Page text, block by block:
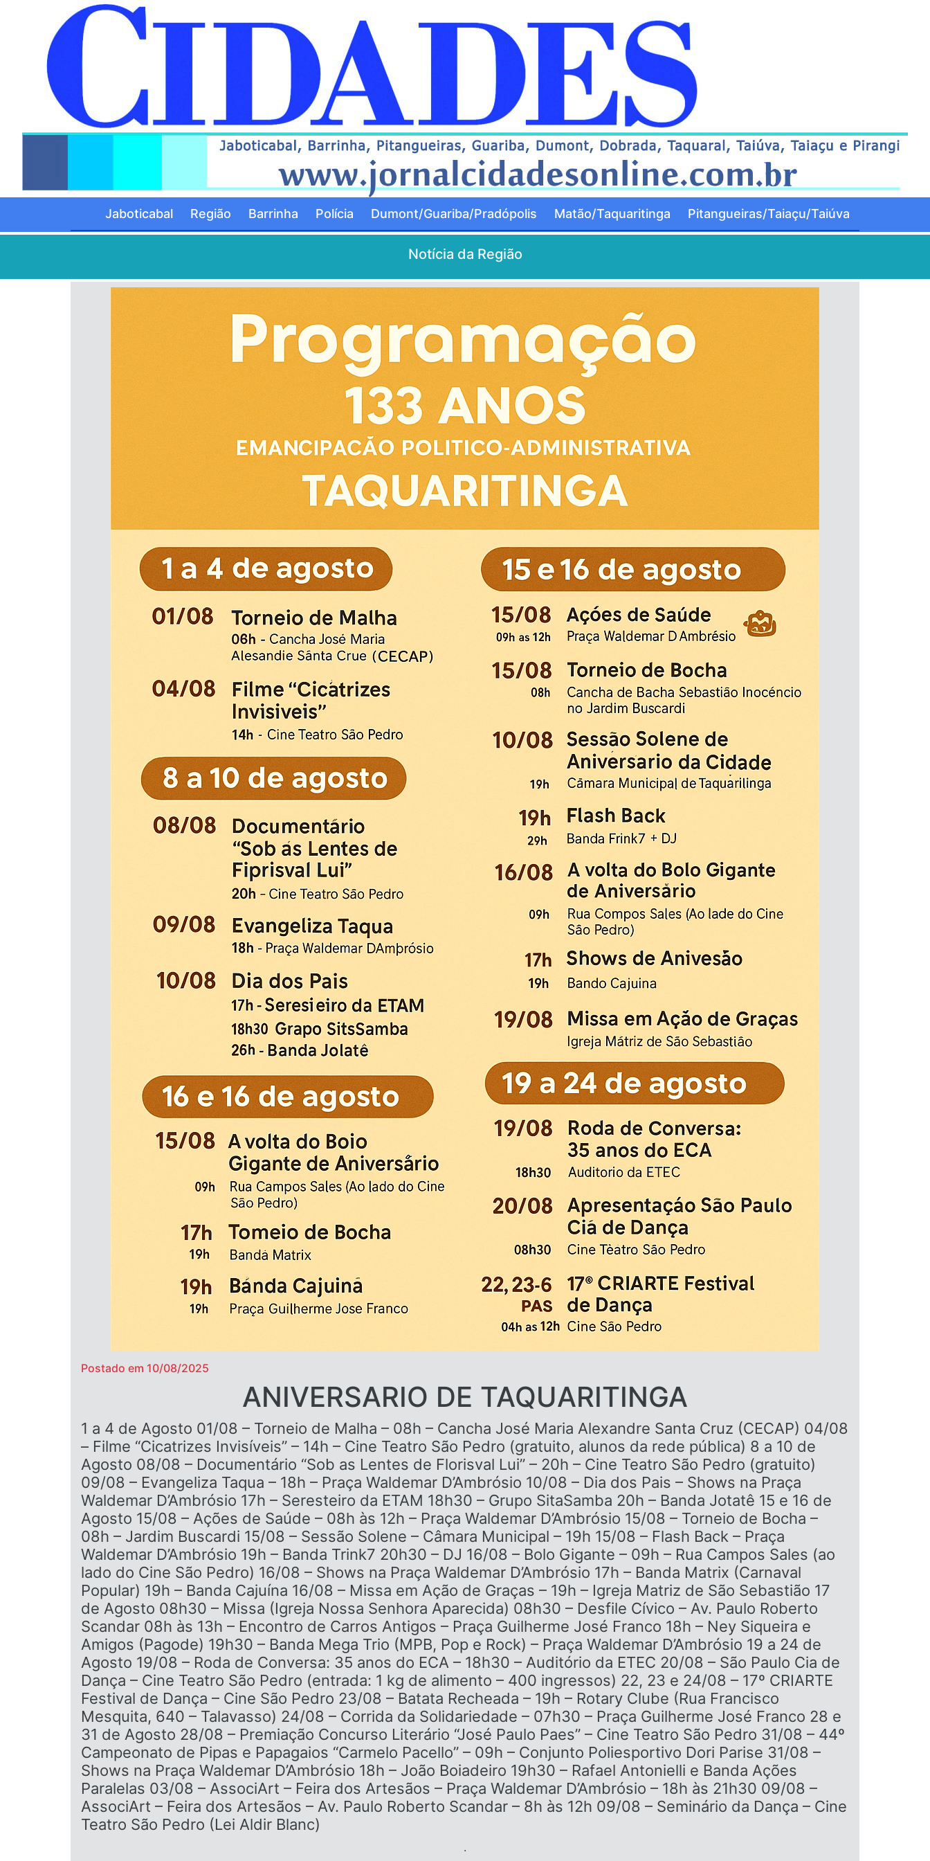
Jaboticabal Região Barrinha Polícia Dumont/Guariba/Pradópolis Matão/Taquaritinga Pitangueiras/Taiaçu/Taiúva
Notícia da Região
Postado em 10/08/2025
ANIVERSARIO DE TAQUARITINGA
1 a 4 de Agosto 01/08 – Torneio de Malha – 08h – Cancha José Maria Alexandre Santa Cruz (CECAP) 04/08
– Filme “Cicatrizes Invisíveis” – 14h – Cine Teatro São Pedro (gratuito, alunos da rede pública) 8 a 10 de
Agosto 08/08 – Documentário “Sob as Lentes de Florisval Lui” – 20h – Cine Teatro São Pedro (gratuito)
09/08 – Evangeliza Taqua – 18h – Praça Waldemar D’Ambrósio 10/08 – Dia dos Pais – Shows na Praça
Waldemar D’Ambrósio 17h – Seresteiro da ETAM 18h30 – Grupo SitaSamba 20h – Banda Jotatê 15 e 16 de
Agosto 15/08 – Ações de Saúde – 08h às 12h – Praça Waldemar D’Ambrósio 15/08 – Torneio de Bocha –
08h – Jardim Buscardi 15/08 – Sessão Solene – Câmara Municipal – 19h 15/08 – Flash Back – Praça
Waldemar D’Ambrósio 19h – Banda Trink7 20h30 – DJ 16/08 – Bolo Gigante – 09h – Rua Campos Sales (ao
lado do Cine São Pedro) 16/08 – Shows na Praça Waldemar D’Ambrósio 17h – Banda Matrix (Carnaval
Popular) 19h – Banda Cajuína 16/08 – Missa em Ação de Graças – 19h – Igreja Matriz de São Sebastião 17
de Agosto 08h30 – Missa (Igreja Nossa Senhora Aparecida) 08h30 – Desfile Cívico – Av. Paulo Roberto
Scandar 08h às 13h – Encontro de Carros Antigos – Praça Guilherme José Franco 18h – Ney Siqueira e
Amigos (Pagode) 19h30 – Banda Mega Trio (MPB, Pop e Rock) – Praça Waldemar D’Ambrósio 19 a 24 de
Agosto 19/08 – Roda de Conversa: 35 anos do ECA – 18h30 – Auditório da ETEC 20/08 – São Paulo Cia de
Dança – Cine Teatro São Pedro (entrada: 1 kg de alimento – 400 ingressos) 22, 23 e 24/08 – 17º CRIARTE
Festival de Dança – Cine São Pedro 23/08 – Batata Recheada – 19h – Rotary Clube (Rua Francisco
Mesquita, 640 – Talavasso) 24/08 – Corrida da Solidariedade – 07h30 – Praça Guilherme José Franco 28 e
31 de Agosto 28/08 – Premiação Concurso Literário “José Paulo Paes” – Cine Teatro São Pedro 31/08 – 44º
Campeonato de Pipas e Papagaios “Carmelo Pacello” – 09h – Conjunto Poliesportivo Dori Parise 31/08 –
Shows na Praça Waldemar D’Ambrósio 18h – João Boiadeiro 19h30 – Rafael Antonielli e Banda Ações
Paralelas 03/08 – AssociArt – Feira dos Artesãos – Praça Waldemar D’Ambrósio – 18h às 21h30 09/08 –
AssociArt – Feira dos Artesãos – Av. Paulo Roberto Scandar – 8h às 12h 09/08 – Seminário da Dança – Cine
Teatro São Pedro (Lei Aldir Blanc)
.